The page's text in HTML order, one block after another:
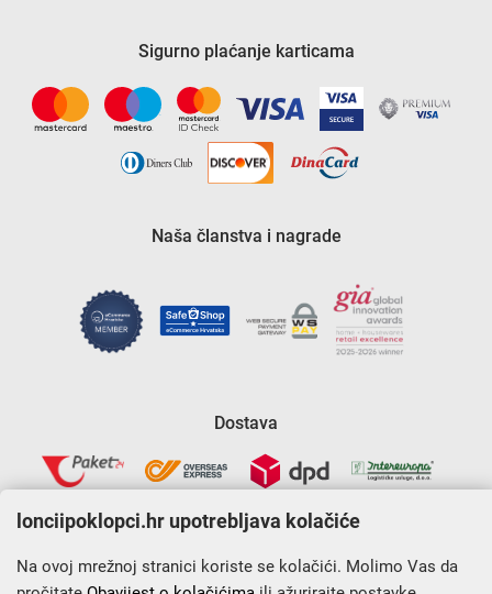
Sigurno plaćanje karticama
Naša članstva i nagrade
Dostava
lonciipoklopci.hr upotrebljava kolačiće
Na ovoj mrežnoj stranici koriste se kolačići. Molimo Vas da